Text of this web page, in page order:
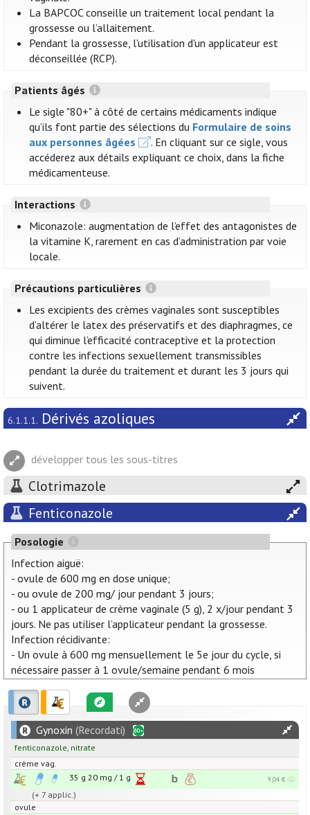
La BAPCOC conseille un traitement local pendant la
grossesse ou l’allaitement.
Pendant la grossesse, l'utilisation d'un applicateur est
déconseillée (RCP).
Patients âgés
Le sigle "80+" à côté de certains médicaments indique
qu’ils font partie des sélections du Formulaire de soins
aux personnes âgées
. En cliquant sur ce sigle, vous
accéderez aux détails expliquant ce choix, dans la fiche
médicamenteuse.
Interactions
Miconazole: augmentation de l’effet des antagonistes de
la vitamine K, rarement en cas d’administration par voie
locale.
Précautions particulières
Les excipients des crèmes vaginales sont susceptibles
d’altérer le latex des préservatifs et des diaphragmes, ce
qui diminue l’efficacité contraceptive et la protection
contre les infections sexuellement transmissibles
pendant la durée du traitement et durant les 3 jours qui
suivent.
6.1.1.1. Dérivés azoliques
développer tous les sous-titres
Clotrimazole
Fenticonazole
Posologie
Infection aiguë:
- ovule de 600 mg en dose unique;
- ou ovule de 200 mg/ jour pendant 3 jours;
- ou 1 applicateur de crème vaginale (5 g), 2 x/jour pendant 3
jours. Ne pas utiliser l’applicateur pendant la grossesse.
Infection récidivante:
- Un ovule à 600 mg mensuellement le 5e jour du cycle, si
nécessaire passer à 1 ovule/semaine pendant 6 mois
Gynoxin (Recordati)
fenticonazole, nitrate
crème vag.
35 g 20 mg / 1 g 9,04 €
(+ 7 applic.)
ovule